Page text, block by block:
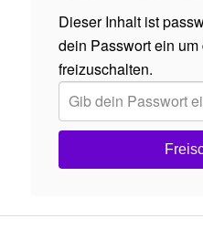
Dieser Inhalt ist
dein Passwort ein um
freizuschalten.